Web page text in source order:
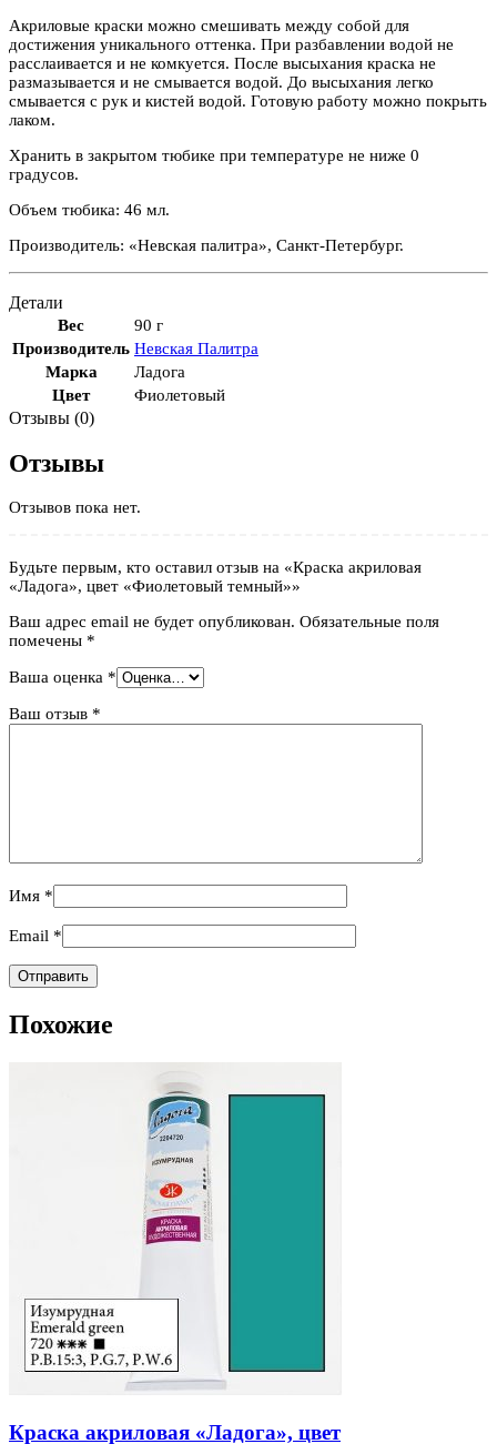
Акриловые краски можно смешивать между собой для
достижения уникального оттенка. При разбавлении водой не
расслаивается и не комкуется. После высыхания краска не
размазывается и не смывается водой. До высыхания легко
смывается с рук и кистей водой. Готовую работу можно покрыть
лаком.
Хранить в закрытом тюбике при температуре не ниже 0
градусов.
Объем тюбика: 46 мл.
Производитель: «Невская палитра», Санкт-Петербург.
Детали
Вес
90 г
Производитель Невская Палитра
Марка
Ладога
Цвет
Фиолетовый
Отзывы (0)
Отзывы
Отзывов пока нет.
Будьте первым, кто оставил отзыв на «Краска акриловая
«Ладога», цвет «Фиолетовый темный»»
Ваш адрес email не будет опубликован. Обязательные поля
помечены *
Ваша оценка *
Ваш отзыв *
Имя *
Email *
Похожие
Краска акриловая «Ладога», цвет